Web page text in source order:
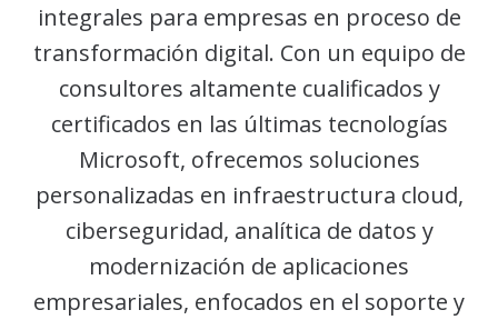
integrales para empresas en proceso de
transformación digital. Con un equipo de
consultores altamente cualificados y
certificados en las últimas tecnologías
Microsoft, ofrecemos soluciones
personalizadas en infraestructura cloud,
ciberseguridad, analítica de datos y
modernización de aplicaciones
empresariales, enfocados en el soporte y